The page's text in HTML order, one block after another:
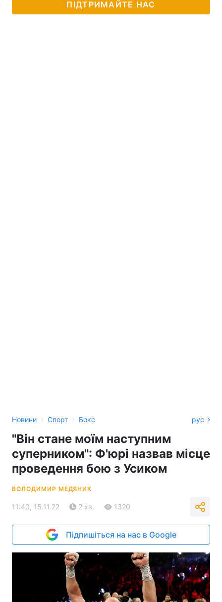
ПІДТРИМАЙТЕ НАС
Новини › Спорт › Бокс рус
"Він стане моїм наступним
суперником": Ф'юрі назвав місце
проведення бою з Усиком
ВОЛОДИМИР МЕДЯНИК
11:40, 15.11.22 2 хв. 1320
Підпишіться на нас в Google